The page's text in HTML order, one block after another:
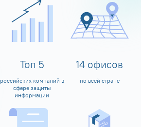
Топ 5
российских компаний в
сфере защиты
информации
14 офисов
по всей стране